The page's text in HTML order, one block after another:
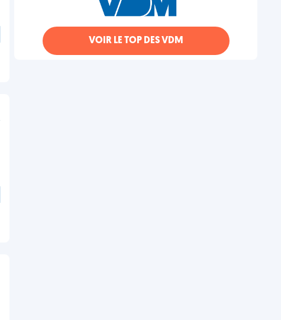
VOIR LE TOP DES VDM